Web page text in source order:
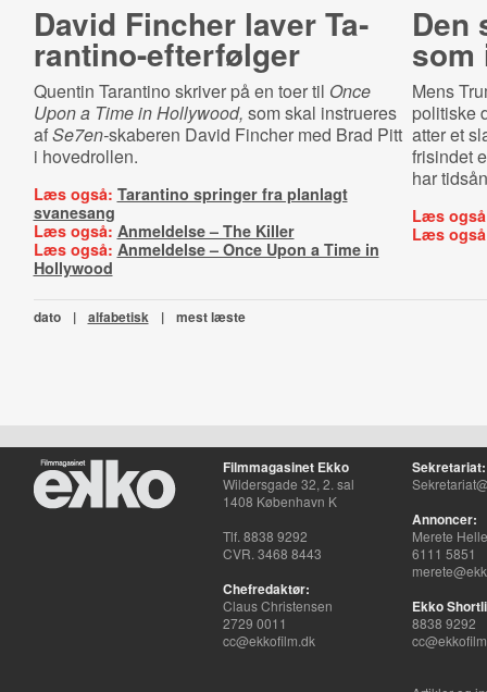
David Fincher laver Ta­
ran­ti­no-​ef­ter­føl­ger
Quentin Tarantino skriver på en toer til Once
Upon a Time in Hollywood, som skal instrueres
afSe7en-skaberen David Fincher med Brad Pitt
i hovedrollen.
Læs også: Tarantino springer fra planlagt
svanesang
Læs også: Anmeldelse – The Killer
Læs også: Anmeldelse – Once Upon a Time in
Hollywood
Den
som
Mens
politiske
atter et
frisindet
har
Læs
Læs
dato | alfabetisk | mest læste
Filmmagasinet Ekko
Wildersgade 32, 2. sal
1408 København K
Tlf. 8838 9292
CVR. 3468 8443
Chefredaktør:
Claus Christensen
2729 0011
cc@ekkofilm.dk
Sekretariat:
Annoncer:
Merete
6111 5851
Ekko
8838 9292